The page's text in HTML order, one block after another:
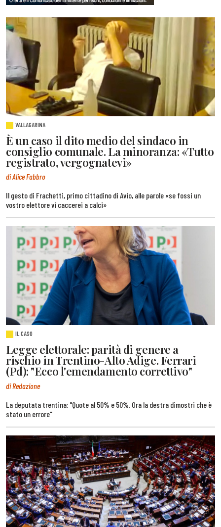
VALLAGARINA
È un caso il dito medio del sindaco in
consiglio comunale. La minoranza: «Tutto
registrato, vergognatevi»
di Alice Fabbro
Il gesto di Frachetti, primo cittadino di Avio, alle parole «se fossi un
vostro elettore vi caccerei a calci»
IL CASO
Legge elettorale: parità di genere a
rischio in Trentino-Alto Adige. Ferrari
(Pd): "Ecco l'emendamento correttivo"
di Redazione
La deputata trentina: "Quote al 50% e 50%. Ora la destra dimostri che è
stato un errore"